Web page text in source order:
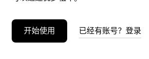
开始使用 已经有账号？登录